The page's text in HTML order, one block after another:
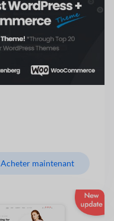
Acheter maintenant